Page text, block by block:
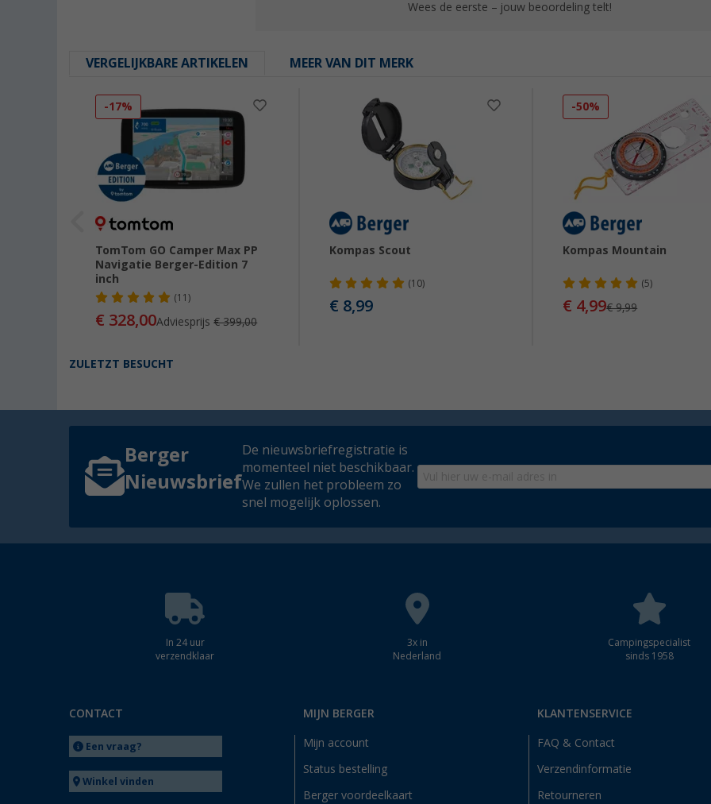
Wees de eerste – jouw beoordeling telt!
VERGELIJKBARE ARTIKELEN MEER VAN DIT MERK
-17%
TomTom GO Camper Max PP
Navigatie Berger-Edition 7
inch
(11)
€ 328,00Adviesprijs€ 399,00
Kompas Scout
(10)
€ 8,99
-50%
Kompas Mountain
(5)
€ 4,99€ 9,99
ZULETZT BESUCHT
Berger
Nieuwsbrief
De nieuwsbriefregistratie is
momenteel niet beschikbaar.
We zullen het probleem zo
snel mogelijk oplossen.
In 24 uur
verzendklaar
3x in
Nederland
Campingspecialist
sinds 1958
CONTACT
Een vraag?
Winkel vinden
MIJN BERGER
Mijn account
Status bestelling
Berger voordeelkaart
KLANTENSERVICE
FAQ & Contact
Verzendinformatie
Retourneren